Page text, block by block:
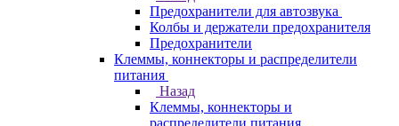
Предохранители для автозвука
Колбы и держатели предохранителя
Предохранители
Клеммы, коннекторы и распределители
питания
Назад
Клеммы, коннекторы и
распределители питания